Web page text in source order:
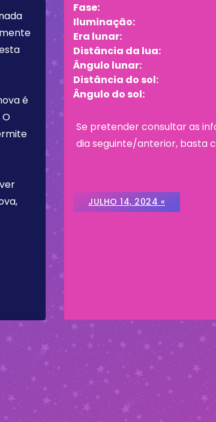
é
O
Fase:
Iluminação:
Era lunar:
Distância da lua:
Ângulo lunar:
Distância do sol:
Ângulo do sol:
Se pretender consultar as
dia seguinte/anterior, basta
JULHO 14, 2024 «